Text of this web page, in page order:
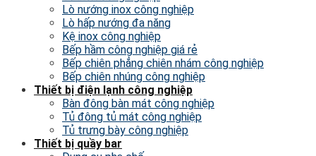
Lò nướng inox công nghiệp
Lò hấp nướng đa năng
Kệ inox công nghiệp
Bếp hầm công nghiệp giá rẻ
Bếp chiên phẳng chiên nhám công nghiệp
Bếp chiên nhúng công nghiệp
Thiết bị điện lạnh công nghiệp
Bàn đông bàn mát công nghiệp
Tủ đông tủ mát công nghiệp
Tủ trưng bày công nghiệp
Thiết bị quầy bar